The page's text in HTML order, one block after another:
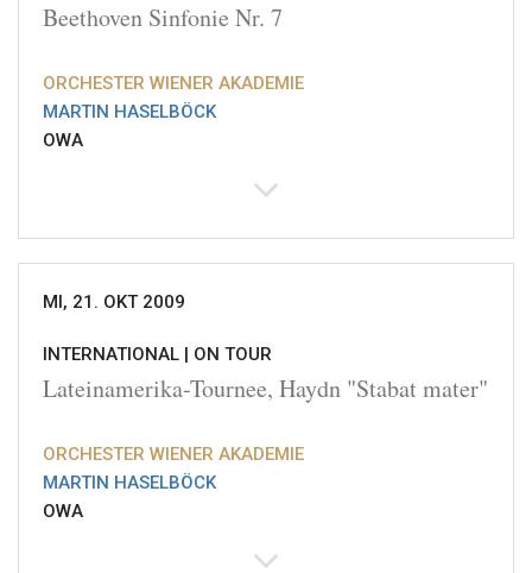
Beethoven Sinfonie Nr. 7
ORCHESTER WIENER AKADEMIE
MARTIN HASELBÖCK
OWA
MI, 21. OKT 2009
INTERNATIONAL | ON TOUR
Lateinamerika-Tournee, Haydn "Stabat mater"
ORCHESTER WIENER AKADEMIE
MARTIN HASELBÖCK
OWA